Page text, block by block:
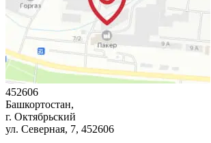
452606
Башкортостан,
г. Октябрьский
ул. Северная, 7, 452606